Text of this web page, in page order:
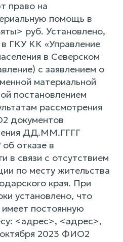
право на
помощь в
руб. Установлено,
ГКУ КК «Управление
в Северском
с заявлением о
материальной
постановлением
рассмотрения
документов
ДД.ММ.ГГГГ
отказе в
в связи с отсутствием
по месту жительства
края. При
установлено, что
постоянную
<адрес>, <адрес>,
2023 ФИО2